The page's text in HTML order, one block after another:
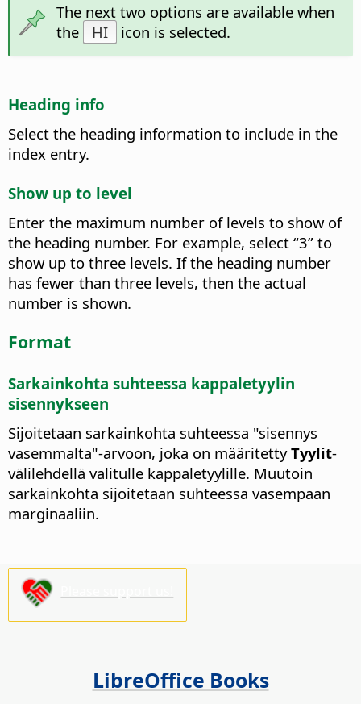
The next two options are available when
the
HI icon is selected.
Heading info
Select the heading information to include in the
index entry.
Show up to level
Enter the maximum number of levels to show of
the heading number. For example, select “3” to
show up to three levels. If the heading number
has fewer than three levels, then the actual
number is shown.
Format
Sarkainkohta suhteessa kappaletyylin
sisennykseen
Sijoitetaan sarkainkohta suhteessa "sisennys
vasemmalta"-arvoon, joka on määritettyTyylit-
välilehdellä valitulle kappaletyylille. Muutoin
sarkainkohta sijoitetaan suhteessa vasempaan
marginaaliin.
LibreOffice Books